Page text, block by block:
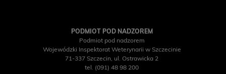
PODMIOT POD NADZOREM
Podmiot pod nadzorem
Wojewódzki Inspektorat Weterynarii w Szczecinie
71-337 Szczecin, ul. Ostrawicka 2
tel. (091) 48 98 200